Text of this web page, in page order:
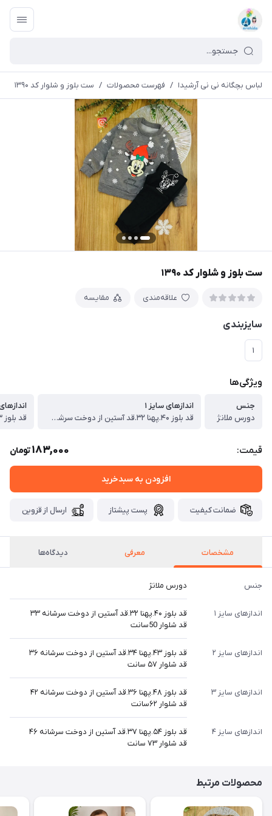
لباس بچگانه نی نی آرشیدا / فهرست محصولات / ست بلوز و شلوار کد ۱۳۹۰
ست بلوز و شلوار کد ۱۳۹۰
علاقه‌مندی مقایسه
سایزبندی
۱
ویژگی‌ها
جنس
دورس ملانژ
اندازهای سایز ۱
قد بلوز ۴۰.پهنا ۳۲.قد آستین از دوخت سرشانه ۳۳ ، قد شلوار 50سانت
قیمت: 183,000تومان
افزودن به سبدخرید
ضمانت کیفیت پست پیشتاز ارسال از قزوین
مشخصات معرفی دیدگاه‌ها
جنس دورس ملانژ
اندازهای سایز ۱
قد بلوز ۴۰.پهنا ۳۲.قد آستین از دوخت سرشانه ۳۳
قد شلوار 50سانت
اندازهای سایز ۲
قد بلوز ۴۳.پهنا ۳۴.قد آستین از دوخت سرشانه ۳۶
قد شلوار ۵۷ سانت
اندازهای سایز ۳
قد بلوز ۴۸.پهنا ۳۶.قد آستین از دوخت سرشانه ۴۲
قد شلوار ۶۲سانت
اندازهای سایز ۴
قد بلوز ۵۴.پهنا ۳۷.قد آستین از دوخت سرشانه ۴۶
قد شلوار ۷۳ سانت
محصولات مرتبط